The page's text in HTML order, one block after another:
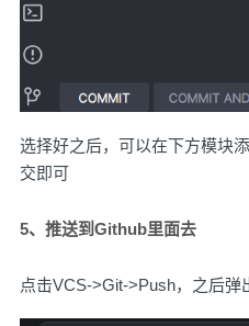
选择好之后，可以在下方模块
交即可
5、推送到Github里面去
点击VCS->Git->Push，之后弹